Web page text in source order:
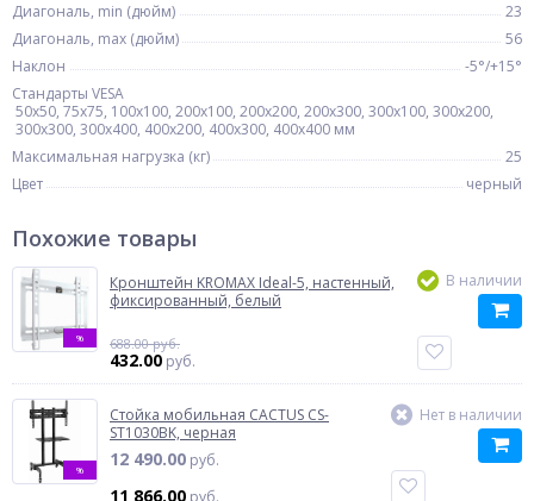
Диагональ, min (дюйм)
23
Диагональ, max (дюйм)
56
Наклон
-5°/+15°
Стандарты VESA
50x50, 75x75, 100x100, 200x100, 200x200, 200x300, 300x100, 300x200,
300x300, 300x400, 400x200, 400x300, 400x400 мм
Максимальная нагрузка (кг)
25
Цвет
черный
Похожие товары
%
Кронштейн KROMAX Ideal-5, настенный,
фиксированный, белый
688.00 руб.
432.00 руб.
В наличии
%
Стойка мобильная CACTUS CS-
ST1030BK, черная
12 490.00 руб.
11 866.00 руб.
Нет в наличии